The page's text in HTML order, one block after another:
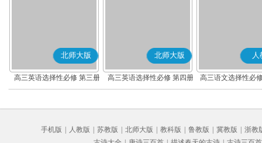
北师大版
高三英语选择性必修 第三册
北师大版
高三英语选择性必修 第四册
人
高三语文选择性必
编版)
手机版 人教版 苏教版 北师大版 教科版 鲁教版 冀教版
浙教